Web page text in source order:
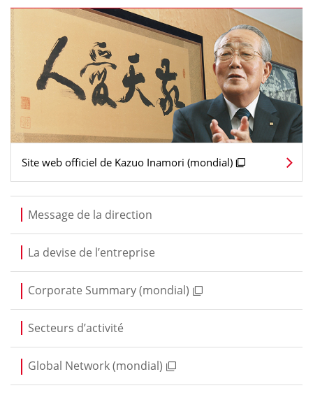
Site web officiel de Kazuo Inamori (mondial)
Message de la direction
La devise de l’entreprise
Corporate Summary (mondial)
Secteurs d’activité
Global Network (mondial)